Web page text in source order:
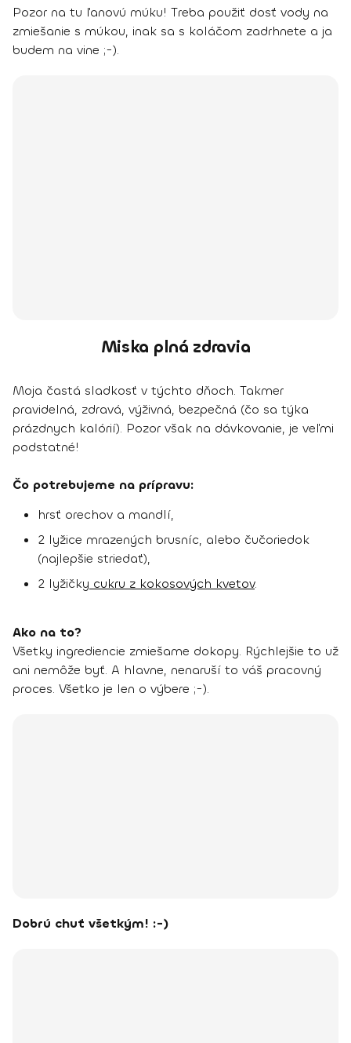
Pozor na tu ľanovú múku! Treba použiť dosť vody na
zmiešanie s múkou, inak sa s koláčom zadrhnete a ja
budem na vine ;-).
Miska plná zdravia
Moja častá sladkosť v týchto dňoch. Takmer
pravidelná, zdravá, výživná, bezpečná (čo sa týka
prázdnych kalórií). Pozor však na dávkovanie, je veľmi
podstatné!
Čo potrebujeme na prípravu:
hrsť orechov a mandlí,
2 lyžice mrazených brusníc, alebo čučoriedok
(najlepšie striedať),
2 lyžičky cukru z kokosových kvetov.
Ako na to?
Všetky ingrediencie zmiešame dokopy. Rýchlejšie to už
ani nemôže byť. A hlavne, nenaruší to váš pracovný
proces. Všetko je len o výbere ;-).
Dobrú chuť všetkým! :-)